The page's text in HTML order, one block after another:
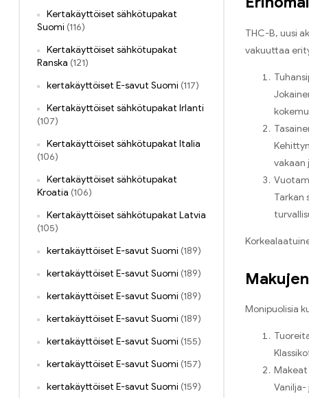
THC-B, uusi
vakuuttaa
vakaan
Tarkan
Monipuolisia
Kertakäyttöiset sähkötupakat
Suomi (116)
Kertakäyttöiset sähkötupakat
Ranska (121)
kertakäyttöiset E-savut Suomi (117)
Kertakäyttöiset sähkötupakat Irlanti
(107)
Kertakäyttöiset sähkötupakat Italia
(106)
Kertakäyttöiset sähkötupakat
Kroatia (106)
Kertakäyttöiset sähkötupakat Latvia
(105)
kertakäyttöiset E-savut Suomi (189)
kertakäyttöiset E-savut Suomi (189)
kertakäyttöiset E-savut Suomi (189)
kertakäyttöiset E-savut Suomi (189)
kertakäyttöiset E-savut Suomi (155)
kertakäyttöiset E-savut Suomi (157)
kertakäyttöiset E-savut Suomi (159)